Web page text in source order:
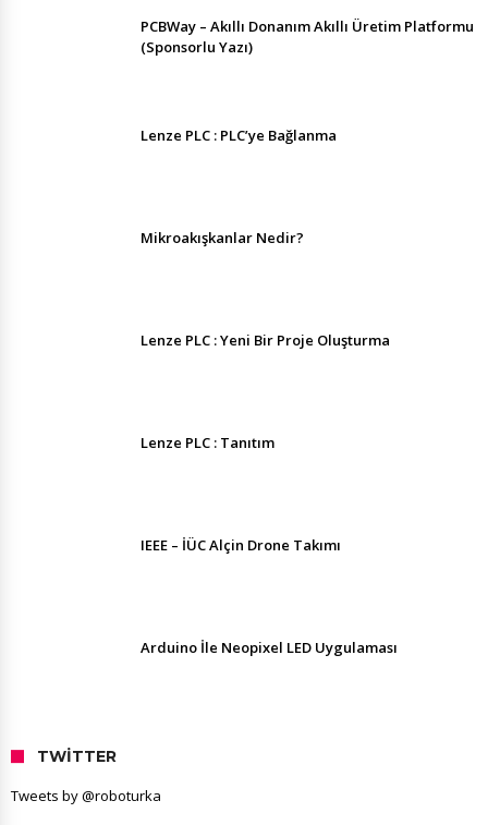
PCBWay – Akıllı Donanım Akıllı Üretim Platformu
(Sponsorlu Yazı)
Lenze PLC : PLC’ye Bağlanma
Mikroakışkanlar Nedir?
Lenze PLC : Yeni Bir Proje Oluşturma
Lenze PLC : Tanıtım
IEEE – İÜC Alçin Drone Takımı
Arduino İle Neopixel LED Uygulaması
TWITTER
Tweets by @roboturka